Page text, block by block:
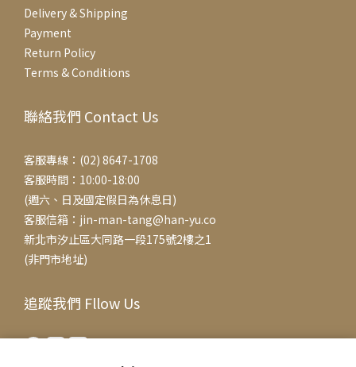
Delivery & Shipping
Payment
Return Policy
Terms & Conditions
聯絡我們 Contact Us
客服專線：(02) 8647-1708
客服時間：10:00-18:00
(週六、日及國定假日為休息日)
客服信箱：jin-man-tang@han-yu.co
新北市汐止區大同路一段175號2樓之1
(非門市地址)
追蹤我們 Fllow Us